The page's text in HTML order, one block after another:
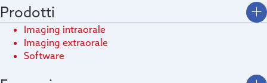
Prodotti
Imaging intraorale
Imaging extraorale
Software